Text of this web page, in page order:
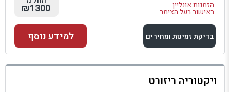
הזמנות אונליין
באישור בעל הצימר ₪1300
בדיקת זמינות ומחירים
למתחם זה
בדיקת זמינות ומחירים
למידע נוסף
ויקטוריה ריזורט